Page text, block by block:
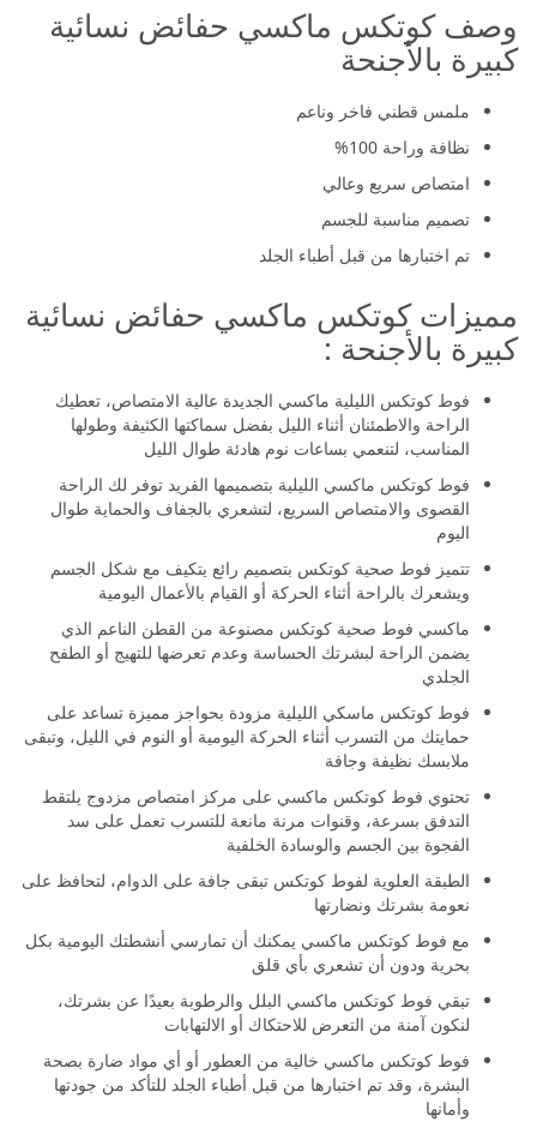
وصف كوتكس ماكسي حفائض نسائية
كبيرة بالأجنحة
ملمس قطني فاخر وناعم
نظافة وراحة 100%
امتصاص سريع وعالي
تصميم مناسبة للجسم
تم اختبارها من قبل أطباء الجلد
مميزات كوتكس ماكسي حفائض نسائية
كبيرة بالأجنحة :
فوط كوتكس الليلية ماكسي الجديدة عالية الامتصاص، تعطيك
الراحة والاطمئنان أثناء الليل بفضل سماكتها الكثيفة وطولها
المناسب، لتنعمي بساعات نوم هادئة طوال الليل
فوط كوتكس ماكسي الليلية بتصميمها الفريد توفر لك الراحة
القصوى والامتصاص السريع، لتشعري بالجفاف والحماية طوال
اليوم
تتميز فوط صحية كوتكس بتصميم رائع يتكيف مع شكل الجسم
ويشعرك بالراحة أثناء الحركة أو القيام بالأعمال اليومية
ماكسي فوط صحية كوتكس مصنوعة من القطن الناعم الذي
يضمن الراحة لبشرتك الحساسة وعدم تعرضها للتهيج أو الطفح
الجلدي
فوط كوتكس ماسكي الليلية مزودة بحواجز مميزة تساعد على
حمايتك من التسرب أثناء الحركة اليومية أو النوم في الليل، وتبقى
ملابسك نظيفة وجافة
تحتوي فوط كوتكس ماكسي على مركز امتصاص مزدوج يلتقط
التدفق بسرعة، وقنوات مرنة مانعة للتسرب تعمل على سد
الفجوة بين الجسم والوسادة الخلفية
الطبقة العلوية لفوط كوتكس تبقى جافة على الدوام، لتحافظ على
نعومة بشرتك ونضارتها
مع فوط كوتكس ماكسي يمكنك أن تمارسي أنشطتك اليومية بكل
بحرية ودون أن تشعري بأي قلق
تبقي فوط كوتكس ماكسي البلل والرطوبة بعيدًا عن بشرتك،
لنكون آمنة من التعرض للاحتكاك أو الالتهابات
فوط كوتكس ماكسي خالية من العطور أو أي مواد ضارة بصحة
البشرة، وقد تم اختبارها من قبل أطباء الجلد للتأكد من جودتها
وأمانها